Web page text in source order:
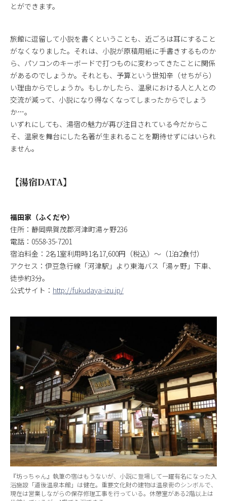
とができます。
旅館に逗留して小説を書くということも、近ごろは耳にすること
がなくなりました。それは、小説が原稿用紙に手書きするものか
ら、パソコンのキーボードで打つものに変わってきたことに関係
があるのでしょうか。それとも、予算という世知辛（せちがら）
い理由からでしょうか。もしかしたら、温泉における人と人との
交流が減って、小説になり得なくなってしまったからでしょう
か…。
いずれにしても、湯宿の魅力が再び注目されている今だからこ
そ、温泉を舞台にした名著が生まれることを期待せずにはいられ
ません。
【湯宿DATA】
福田家（ふくだや）
住所：静岡県賀茂郡河津町湯ヶ野236
電話：0558-35-7201
宿泊料金：2名1室利用時1名17,600円（税込）〜（1泊2食付）
アクセス：伊豆急行線「河津駅」より東海バス「湯ヶ野」下車、
徒歩約3分。
公式サイト： http://fukudaya-izu.jp/
『坊っちゃん』執筆の宿はもうないが、小説に登場して一躍有名になった入
浴施設「道後温泉本館」は健在。重要文化財の建物は温泉街のシンボルで、
現在は営業しながらの保存修理工事を行っている。休憩室がある2階以上は